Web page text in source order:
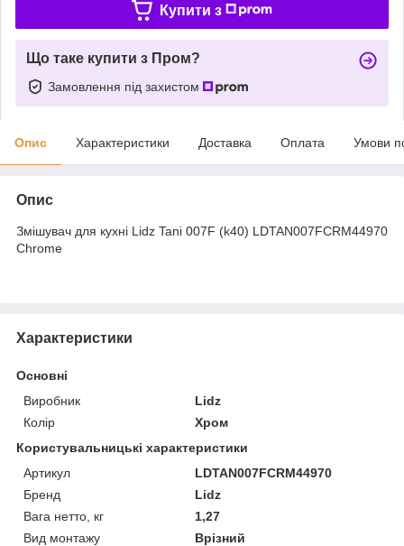
Купити з
Що таке купити з Пром?
Замовлення під захистом
Опис Характеристики Доставка Оплата Умови
Опис
Змішувач для кухні Lidz Tani 007F (k40) LDTAN007FCRM44970
Chrome
Характеристики
Основні
Виробник
Lidz
Колір
Хром
Користувальницькі характеристики
Артикул
LDTAN007FCRM44970
Бренд
Lidz
Вага нетто, кг
1,27
Вид монтажу
Врізний